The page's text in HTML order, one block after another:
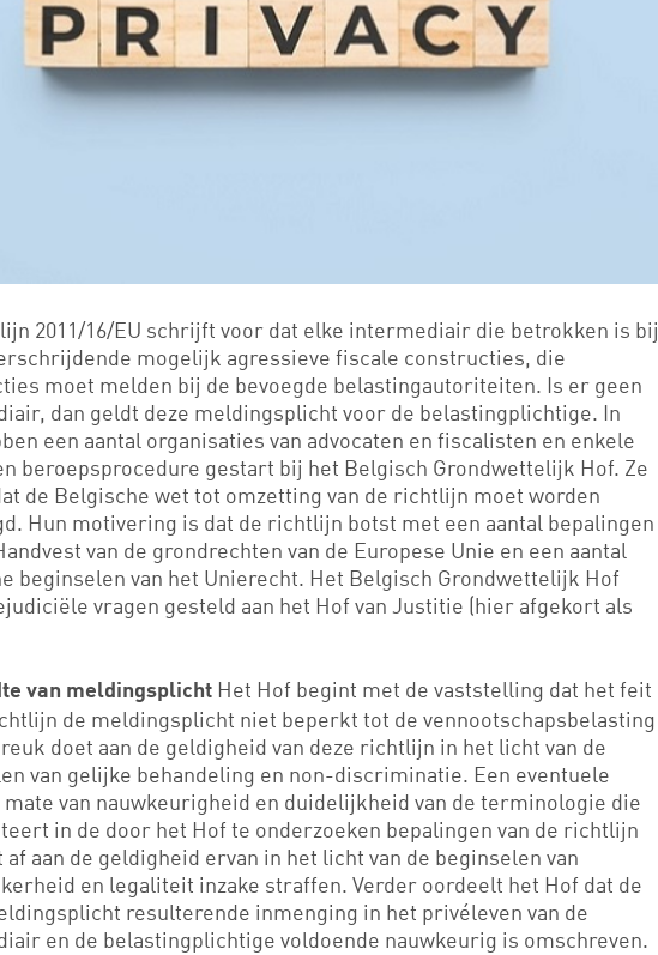
2011/16/EU schrijft voor dat elke intermediair die betrokken is bij
mogelijk agressieve fiscale constructies, die
moet melden bij de bevoegde belastingautoriteiten. Is er geen
dan geldt deze meldingsplicht voor de belastingplichtige. In
een aantal organisaties van advocaten en fiscalisten en enkele
beroepsprocedure gestart bij het Belgisch Grondwettelijk Hof. Ze
de Belgische wet tot omzetting van de richtlijn moet worden
Hun motivering is dat de richtlijn botst met een aantal bepalingen
van de grondrechten van de Europese Unie en een aantal
beginselen van het Unierecht. Het Belgisch Grondwettelijk Hof
vragen gesteld aan het Hof van Justitie (hier afgekort als
van meldingsplicht Het Hof begint met de vaststelling dat het feit
de meldingsplicht niet beperkt tot de vennootschapsbelasting
doet aan de geldigheid van deze richtlijn in het licht van de
van gelijke behandeling en non-discriminatie. Een eventuele
van nauwkeurigheid en duidelijkheid van de terminologie die
in de door het Hof te onderzoeken bepalingen van de richtlijn
af aan de geldigheid ervan in het licht van de beginselen van
en legaliteit inzake straffen. Verder oordeelt het Hof dat de
resulterende inmenging in het privéleven van de
en de belastingplichtige voldoende nauwkeurig is omschreven.